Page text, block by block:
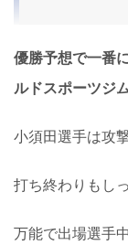
優勝予想で一番
ルドスポーツジ
小須田選手は攻
打ち終わりもし
万能で出場選手